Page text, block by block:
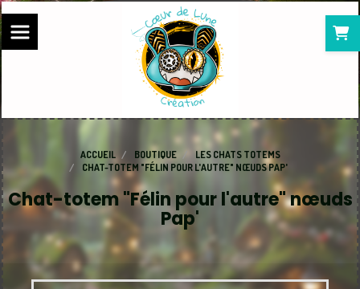
ACCUEIL BOUTIQUE
LES CHATS TOTEMS
CHAT-TOTEM "FÉLIN POUR L'AUTRE" NŒUDS PAP'
Chat-totem "Félin pour l'autre" nœuds
Pap'
Panneau de gestion des cookies